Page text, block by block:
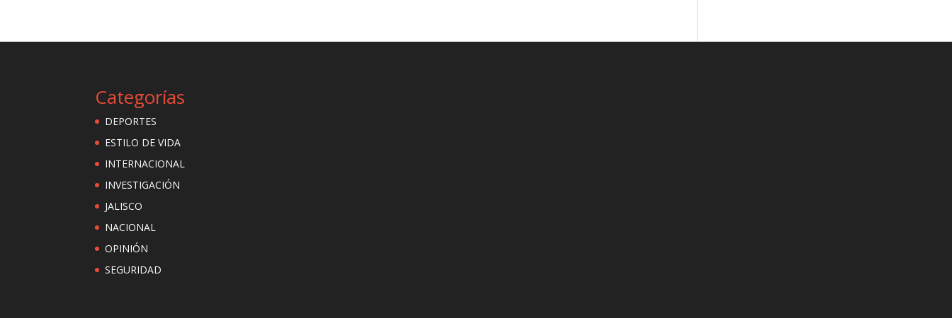
Categorías
DEPORTES
ESTILO DE VIDA
INTERNACIONAL
INVESTIGACIÓN
JALISCO
NACIONAL
OPINIÓN
SEGURIDAD